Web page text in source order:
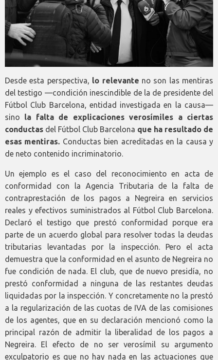
Desde esta perspectiva, lo relevante no son las mentiras
del testigo —condición inescindible de la de presidente del
Fútbol Club Barcelona, entidad investigada en la causa—
sino la falta de explicaciones verosímiles a ciertas
conductas del Fútbol Club Barcelona que ha resultado de
esas mentiras. Conductas bien acreditadas en la causa y
de neto contenido incriminatorio.
Un ejemplo es el caso del reconocimiento en acta de
conformidad con la Agencia Tributaria de la falta de
contraprestación de los pagos a Negreira en servicios
reales y efectivos suministrados al Fútbol Club Barcelona.
Declaró el testigo que prestó conformidad porque era
parte de un acuerdo global para resolver todas la deudas
tributarias levantadas por la inspección. Pero el acta
demuestra que la conformidad en el asunto de Negreira no
fue condición de nada. El club, que de nuevo presidía, no
prestó conformidad a ninguna de las restantes deudas
liquidadas por la inspección. Y concretamente no la prestó
a la regularización de las cuotas de IVA de las comisiones
de los agentes, que en su declaración mencionó como la
principal razón de admitir la liberalidad de los pagos a
Negreira. El efecto de no ser verosímil su argumento
exculpatorio es que no hay nada en las actuaciones que